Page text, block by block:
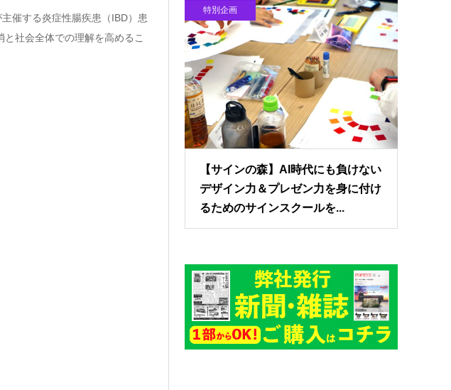
催する炎症性腸疾患（IBD）患
社会全体での理解を高めるこ
特別企画
【サインの森】AI時代にも負けない
デザイン力＆プレゼン力を身に付け
るためのサインスクールを...